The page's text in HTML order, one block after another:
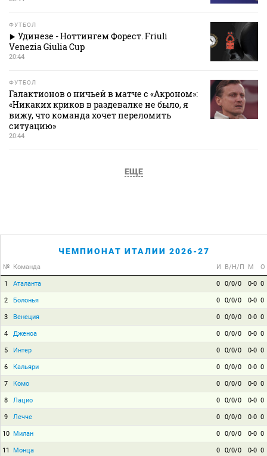
ФУТБОЛ
Удинезе - Ноттингем Форест. Friuli
Venezia Giulia Cup
20:44
ФУТБОЛ
Галактионов о ничьей в матче с «Акроном»:
«Никаких криков в раздевалке не было, я
вижу, что команда хочет переломить
ситуацию»
20:44
ЕЩЕ
ЧЕМПИОНАТ ИТАЛИИ 2026-27
№ Команда И В/Н/П М О
1 Аталанта 0 0/0/0 0-0 0
2 Болонья 0 0/0/0 0-0 0
3 Венеция 0 0/0/0 0-0 0
4 Дженоа 0 0/0/0 0-0 0
5 Интер 0 0/0/0 0-0 0
6 Кальяри 0 0/0/0 0-0 0
7 Комо 0 0/0/0 0-0 0
8 Лацио 0 0/0/0 0-0 0
9 Лечче 0 0/0/0 0-0 0
10 Милан 0 0/0/0 0-0 0
11 Монца 0 0/0/0 0-0 0